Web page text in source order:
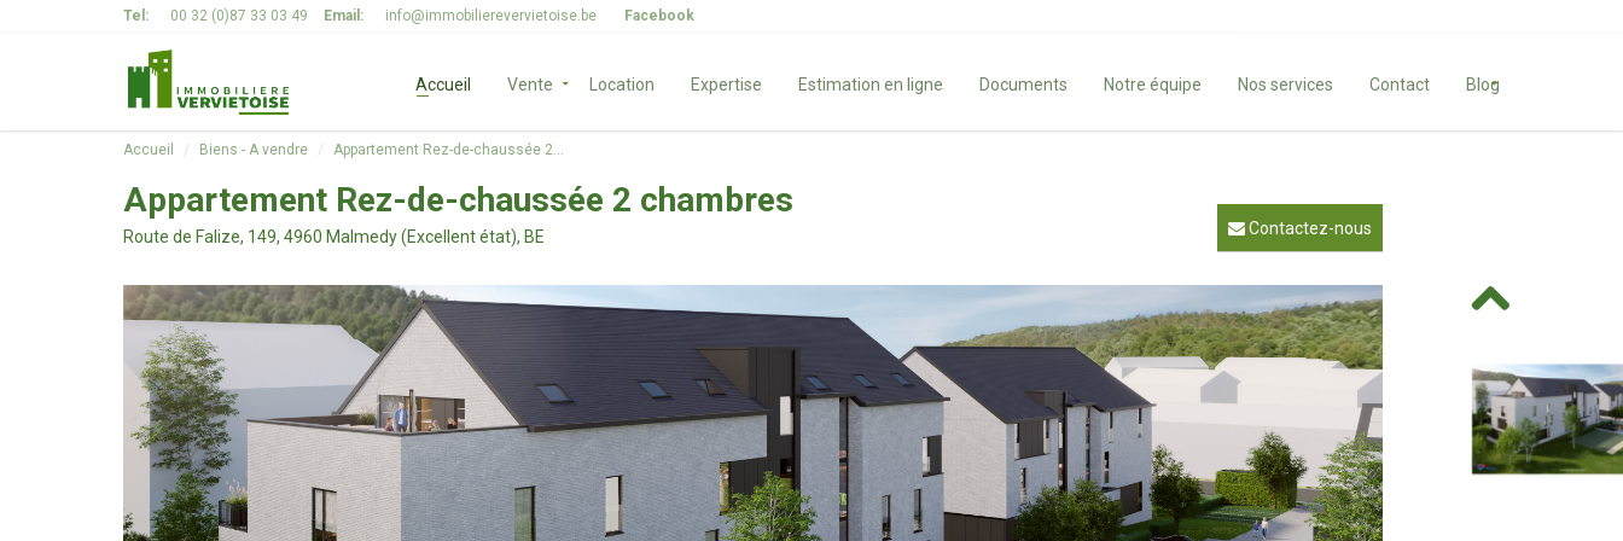
Tel: 00 32 (0)87 33 03 49 Email: info@immobilierevervietoise.be Facebook
Accueil Vente Location Expertise Estimation en ligne Documents Notre équipe Nos services Contact Blog
Accueil Biens - A vendre Appartement Rez-de-chaussée 2...
Appartement Rez-de-chaussée 2 chambres
Route de Falize, 149, 4960 Malmedy (Excellent état), BE Contactez-nous
Panneau de gestion des cookies